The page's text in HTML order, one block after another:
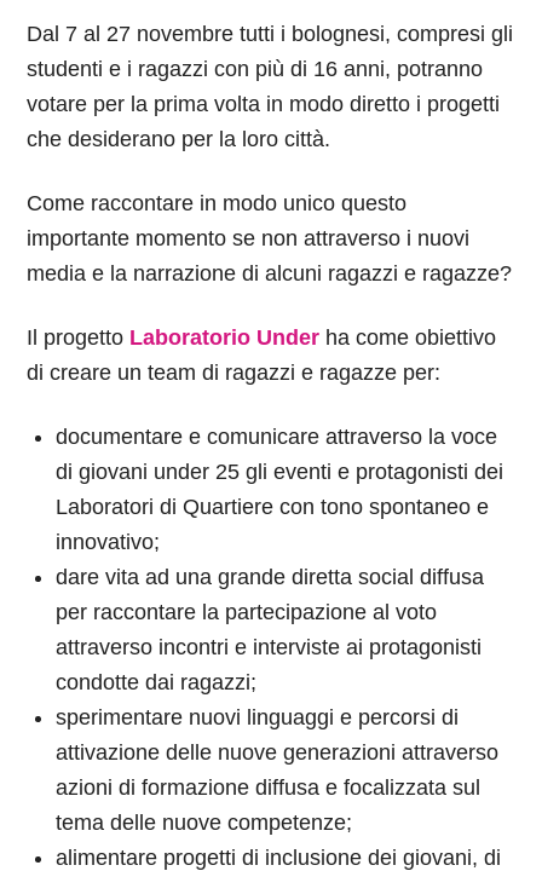
Dal 7 al 27 novembre tutti i bolognesi, compresi gli
studenti e i ragazzi con più di 16 anni, potranno
votare per la prima volta in modo diretto i progetti
che desiderano per la loro città.
Come raccontare in modo unico questo
importante momento se non attraverso i nuovi
media e la narrazione di alcuni ragazzi e ragazze?
Il progetto Laboratorio Under ha come obiettivo
di creare un team di ragazzi e ragazze per:
documentare e comunicare attraverso la voce
di giovani under 25 gli eventi e protagonisti dei
Laboratori di Quartiere con tono spontaneo e
innovativo;
dare vita ad una grande diretta social diffusa
per raccontare la partecipazione al voto
attraverso incontri e interviste ai protagonisti
condotte dai ragazzi;
sperimentare nuovi linguaggi e percorsi di
attivazione delle nuove generazioni attraverso
azioni di formazione diffusa e focalizzata sul
tema delle nuove competenze;
alimentare progetti di inclusione dei giovani, di